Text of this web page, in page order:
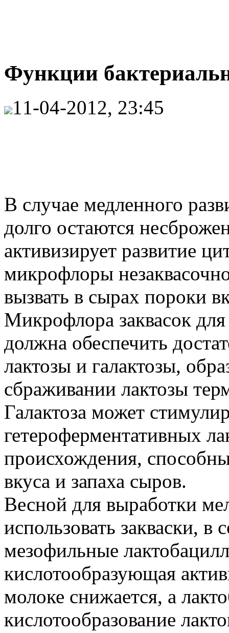
Функции
11-04-2012, 23:45
В случае медленного
долго остаются
активизирует развитие
микрофлоры
вызвать в сырах пороки
Микрофлора заквасок
должна обеспечить
лактозы и галактозы,
сбраживании лактозы
Галактоза может
гетероферментативных
происхождения,
вкуса и запаха сыров.
Весной для выработки
использовать закваски, в
мезофильные
кислотообразующая
молоке снижается, а
кислотообразование